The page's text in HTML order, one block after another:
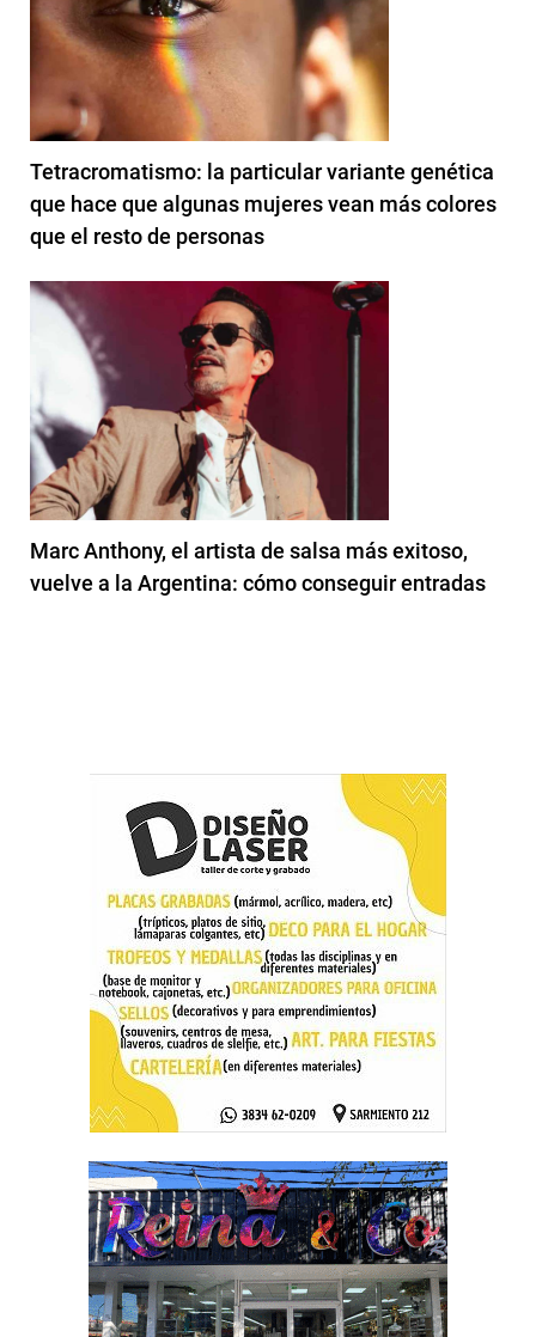
Tetracromatismo: la particular variante genética
que hace que algunas mujeres vean más colores
que el resto de personas
Marc Anthony, el artista de salsa más exitoso,
vuelve a la Argentina: cómo conseguir entradas